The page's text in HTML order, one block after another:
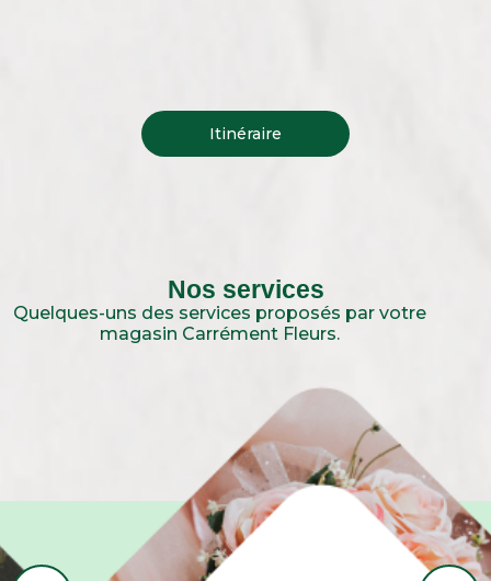
Itinéraire
Nos services
Quelques-uns des services proposés par votre
magasin Carrément Fleurs.